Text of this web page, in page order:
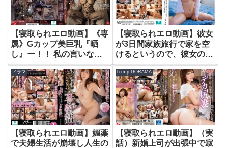
ブホテルで朝までハーレム
逆3P連続射精セックス！4
互いの家庭を忘れた秘密の
乱交は1発限りじゃ収まら
ない！！
【寝取られエロ動画】《専
属》Gカップ美巨乳『晒
し』ー！！ 私の言いなり
変態妻を寝取って下さい。
藤森里穂
【寝取られエロ動画】彼女
が3日間家族旅行で家を空
けるというので、彼女の友
達と3日間ハメまくった記
録（仮） 宍戸里帆
ドラマ
【寝取られエロ動画】媚薬
で夫婦生活が崩壊し人生の
h.m.p DORAMA
【寝取られエロ動画】（実
話）新婚上司が出張中で寂